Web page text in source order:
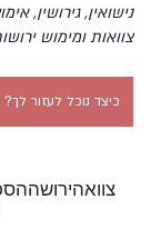
נישואין, גירושין,
צוואות ומימוש
צוואהירושה